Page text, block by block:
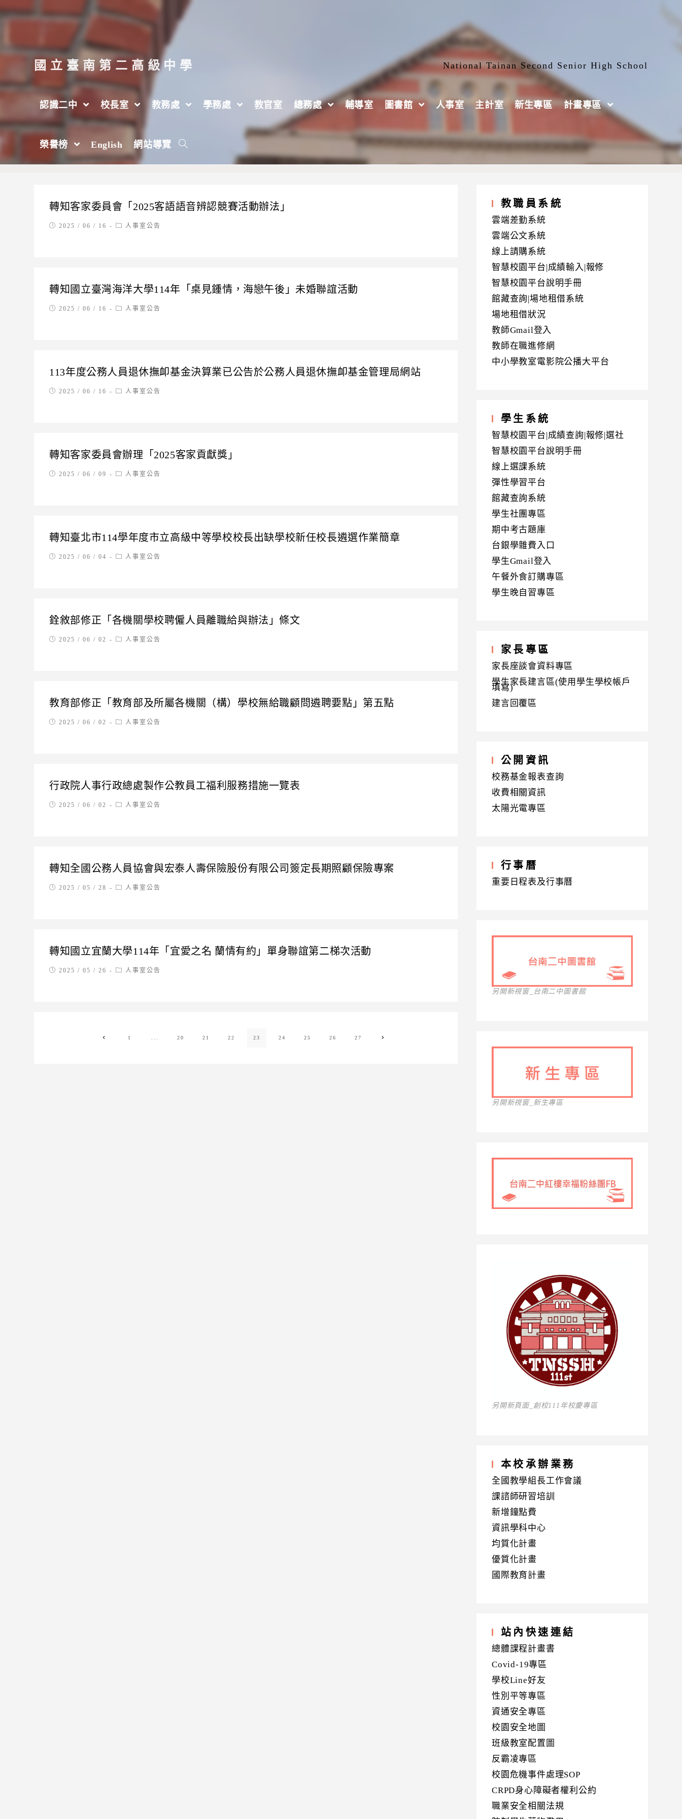
跳
至
要
內
容
國立臺南第二高級中學 National Tainan Second Senior High School
認識二中 校長室 教務處 學務處 教官室 總務處 輔導室 圖書館 人事室 主計室 新生專區 計畫專區
榮譽榜 English 網站導覽
人事室公告
人事室 > 人事室公告 >
轉知客家委員會「2025客語語音辨認競賽活動辦法」
Post2025 / 06 / 16
Post人事室公告
轉知國立臺灣海洋大學114年「桌見鍾情，海戀午後」未婚聯誼活動
Post2025 / 06 / 16
Post人事室公告
113年度公務人員退休撫卹基金決算業已公告於公務人員退休撫卹基金管理局網站
Post2025 / 06 / 16
Post人事室公告
轉知客家委員會辦理「2025客家貢獻獎」
Post2025 / 06 / 09
Post人事室公告
轉知臺北市114學年度市立高級中等學校校長出缺學校新任校長遴選作業簡章
Post2025 / 06 / 04
Post人事室公告
銓敘部修正「各機關學校聘僱人員離職給與辦法」條文
Post2025 / 06 / 02
Post人事室公告
教育部修正「教育部及所屬各機關（構）學校無給職顧問遴聘要點」第五點
Post2025 / 06 / 02
Post人事室公告
行政院人事行政總處製作公教員工福利服務措施一覽表
Post2025 / 06 / 02
Post人事室公告
轉知全國公務人員協會與宏泰人壽保險股份有限公司簽定長期照顧保險專案
Post2025 / 05 / 28
Post人事室公告
轉知國立宜蘭大學114年「宜愛之名 蘭情有約」單身聯誼第二梯次活動
Post2025 / 05 / 26
Post人事室公告
Go to the previous page
1 20 21 22 23 24 25 26 27 Go to the next page
教職員系統
雲端差勤系統
雲端公文系統
線上請購系統
智慧校園平台|成績輸入|報修
智慧校園平台說明手冊
館藏查詢|場地租借系統
場地租借狀況
教師Gmail登入
教師在職進修網
中小學教室電影院公播大平台
學生系統
智慧校園平台|成績查詢|報修|選社
智慧校園平台說明手冊
線上選課系統
彈性學習平台
館藏查詢系統
學生社團專區
期中考古題庫
台銀學雜費入口
學生Gmail登入
午餐外食訂購專區
學生晚自習專區
家長專區
家長座談會資料專區
學生家長建言區(使用學生學校帳戶
填寫)
建言回覆區
公開資訊
校務基金報表查詢
收費相關資訊
太陽光電專區
行事曆
重要日程表及行事曆
另開新視窗_台南二中圖書館
另開新視窗_新生專區
另開新頁面_創校111年校慶專區
本校承辦業務
全國教學組長工作會議
課諮師研習培訓
新增鐘點費
資訊學科中心
均質化計畫
優質化計畫
國際教育計畫
站內快速連結
總體課程計畫書
Covid-19專區
學校Line好友
性別平等專區
資通安全專區
校園安全地圖
班級教室配置圖
反霸凌專區
校園危機事件處理SOP
CRPD身心障礙者權利公約
職業安全相關法規